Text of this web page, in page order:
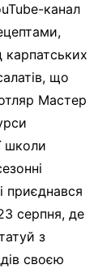
канал
карпатських
що
Мастер
школи
приєднався
серпня, де
з
своєю